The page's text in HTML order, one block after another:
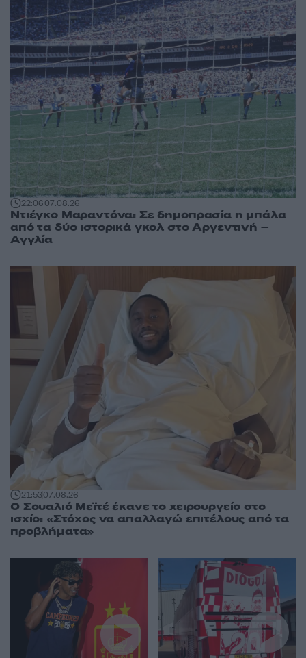
22:0607.08.26
Ντιέγκο Μαραντόνα: Σε δημοπρασία η μπάλα
από τα δύο ιστορικά γκολ στο Αργεντινή –
Αγγλία
21:5307.08.26
Ο Σουαλιό Μεϊτέ έκανε το χειρουργείο στο
ισχίο: «Στόχος να απαλλαγώ επιτέλους από τα
προβλήματα»